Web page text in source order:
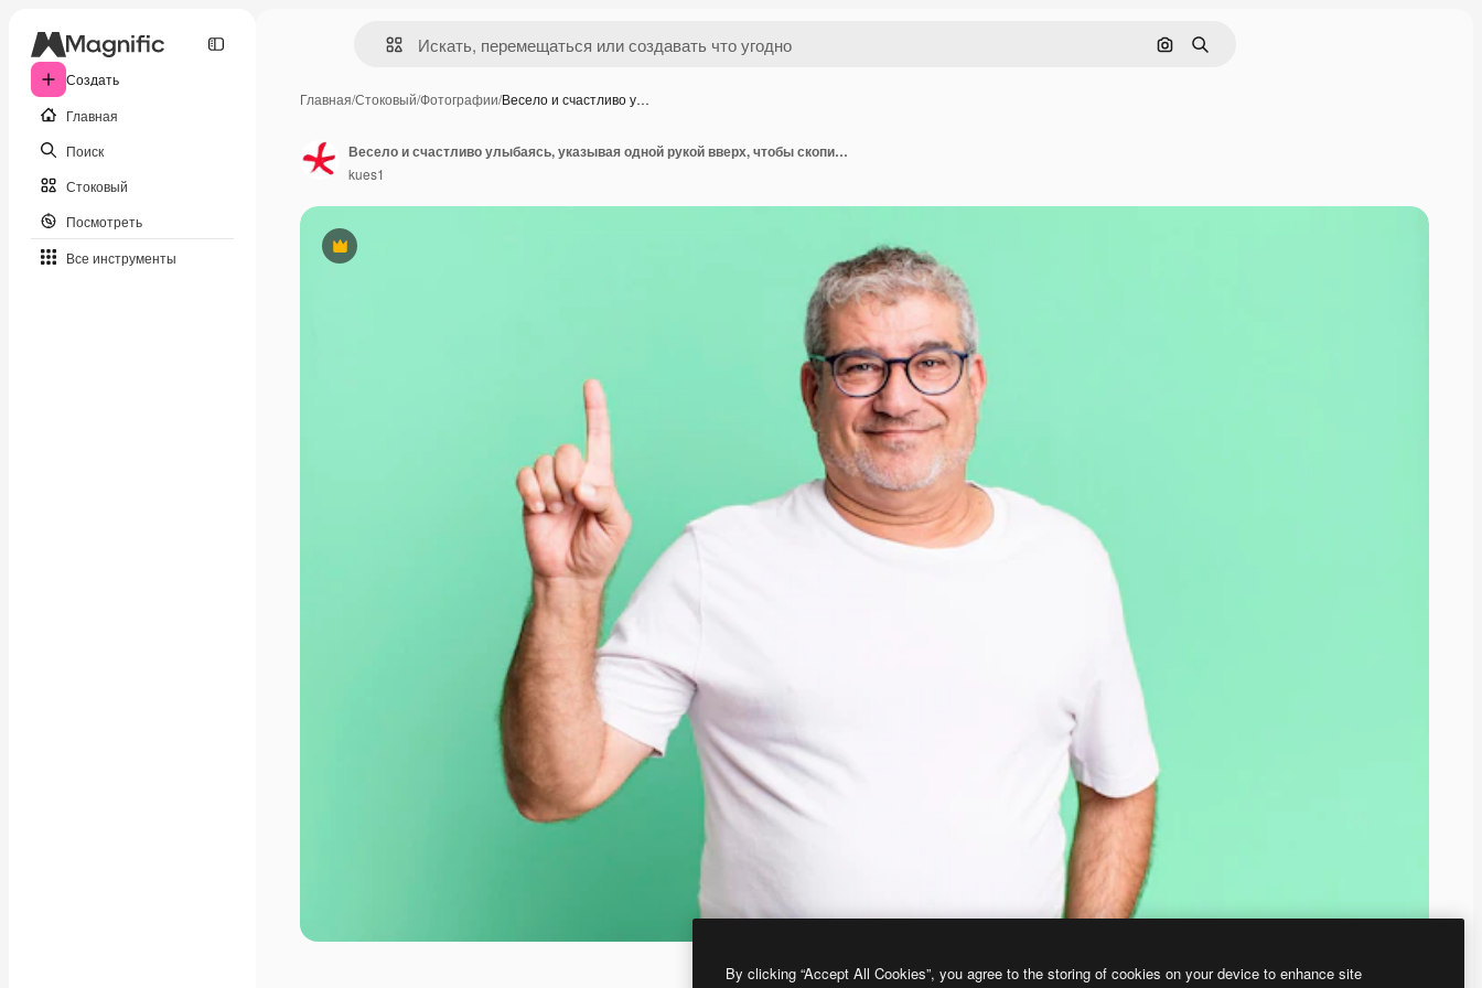
Создать
Главная
Поиск
Стоковый
Посмотреть
Все инструменты
Поиск по изображению
Поиск
Главная/Стоковый/Фотографии/Весело и счастливо у…
Премиум
Весело и счастливо улыбаясь, указывая одной рукой вверх, чтобы скопировать пространство
kues1
By clicking “Accept All Cookies”, you agree to the storing of cookies on your device to enhance site